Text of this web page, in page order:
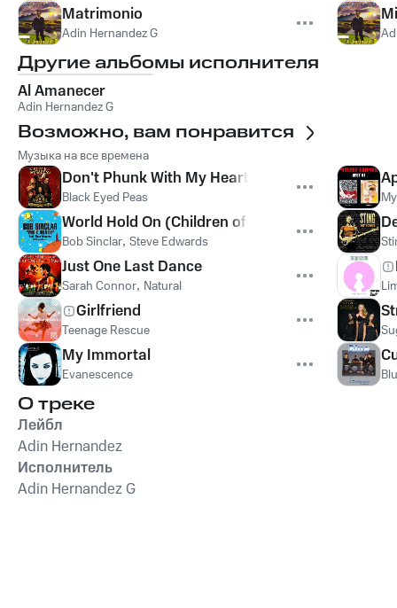
Matrimonio
Adin Hernandez G
Другие альбомы исполнителя
Al Amanecer
Adin Hernandez G
Возможно, вам понравится
Музыка на все времена
Don't Phunk With My Heart
Black Eyed Peas
World Hold On (Children of the Sky)
Bob Sinclar, Steve Edwards
Just One Last Dance
Sarah Connor, Natural
Girlfriend
Teenage Rescue
My Immortal
Evanescence
О треке
Лейбл
Adin Hernandez
Исполнитель
Adin Hernandez G